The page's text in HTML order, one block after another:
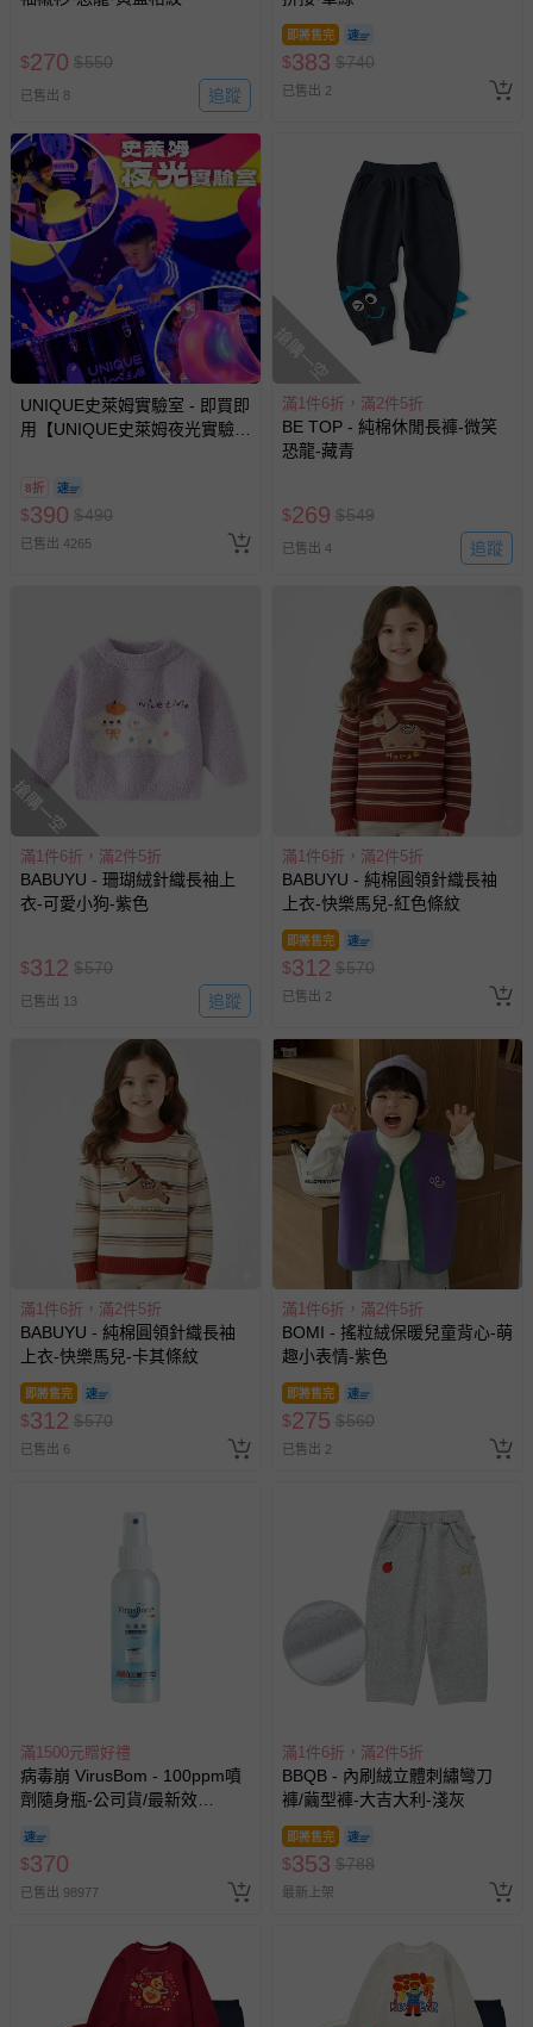
$270 $550
已售出 8 追蹤
即將售完
$383 $740
已售出 2
UNIQUE史萊姆實驗室 - 即買即
用【UNIQUE史萊姆夜光實驗室
人小孩均一價(3歲以上需購票))
8折
$390 $490
已售出 4265
搶購一空
滿1件6折，滿2件5折
BE TOP - 純棉休閒長褲-微笑
恐龍-藏青
$269 $549
已售出 4 追蹤
搶購一空
滿1件6折，滿2件5折
BABUYU - 珊瑚絨針織長袖上
衣-可愛小狗-紫色
$312 $570
已售出 13 追蹤
滿1件6折，滿2件5折
BABUYU - 純棉圓領針織長袖
上衣-快樂馬兒-紅色條紋
即將售完
$312 $570
已售出 2
滿1件6折，滿2件5折
BABUYU - 純棉圓領針織長袖
上衣-快樂馬兒-卡其條紋
即將售完
$312 $570
已售出 6
滿1件6折，滿2件5折
BOMI - 搖粒絨保暖兒童背心-萌
趣小表情-紫色
即將售完
$275 $560
已售出 2
滿1500元贈好禮
病毒崩 VirusBom - 100ppm噴
劑隨身瓶-公司貨/最新效
$370
已售出 98977
滿1件6折，滿2件5折
BBQB - 內刷絨立體刺繡彎刀
褲/繭型褲-大吉大利-淺灰
即將售完
$353 $788
最新上架